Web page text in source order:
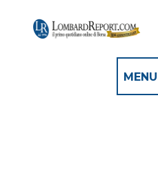
MENU